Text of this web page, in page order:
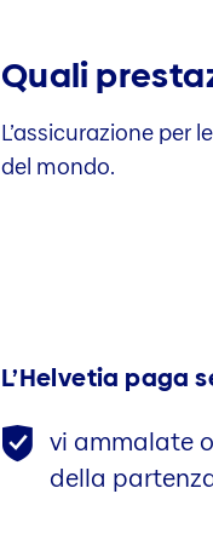
Quali
L’assicurazione
del mondo.
L’Helvetia paga
vi ammalate
della